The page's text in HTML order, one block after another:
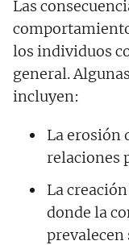
Las
los individuos
general.
incluyen:
La erosión
relaciones
La
donde la
prevalecen